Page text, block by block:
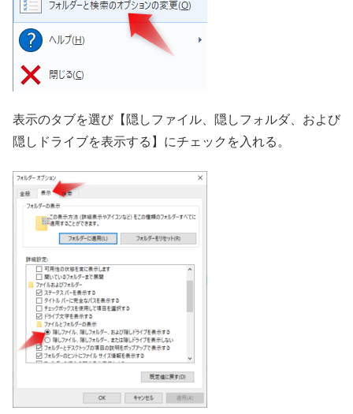
表示のタブを選び【隠しファイル、隠しフォルダ、および
隠しドライブを表示する】にチェックを入れる。